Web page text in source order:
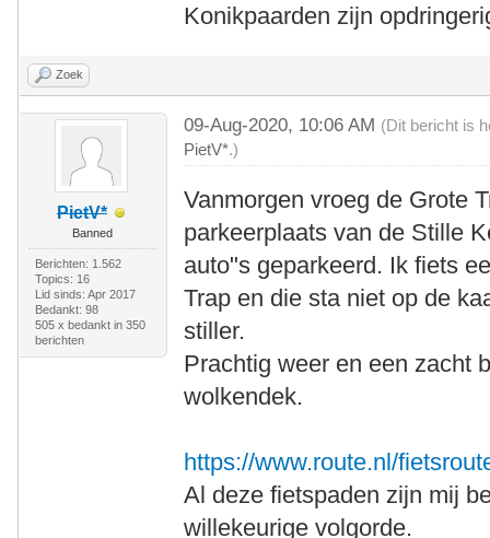
Konikpaarden zijn
Zoek
PietV*
Banned
Berichten: 1.562
Topics: 16
Lid sinds: Apr 2017
Bedankt: 98
505 x bedankt in 350
berichten
09-Aug-2020, 10:06 AM (Dit bericht is
PietV*.)
Vanmorgen vroeg de Grote
parkeerplaats van de Stille
auto"s geparkeerd. Ik fiets
Trap en die sta niet op de
stiller.
Prachtig weer en een zacht
wolkendek.
https://www.route.nl/
Al deze fietspaden zijn mij
willekeurige volgorde.